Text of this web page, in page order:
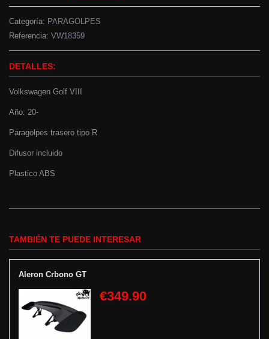
Categoría: PARAGOLPES
Referencia: VW18359
DETALLES:
Volkswagen Golf VIII
Año: 20-
Paragolpes trasero tipo R
Difusor incluido
Plastico ABS
TAMBIÉN TE PUEDE INTERESAR
Aleron Crbono GT
€349.90